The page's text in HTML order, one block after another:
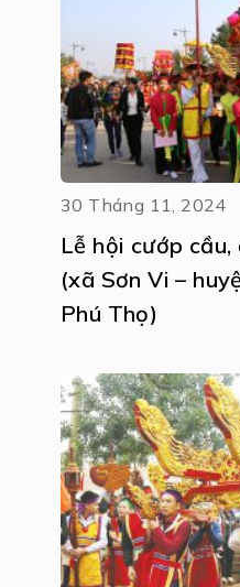
30 Tháng 11, 2024
Lễ hội cướp
(xã Sơn Vi –
Phú Thọ)